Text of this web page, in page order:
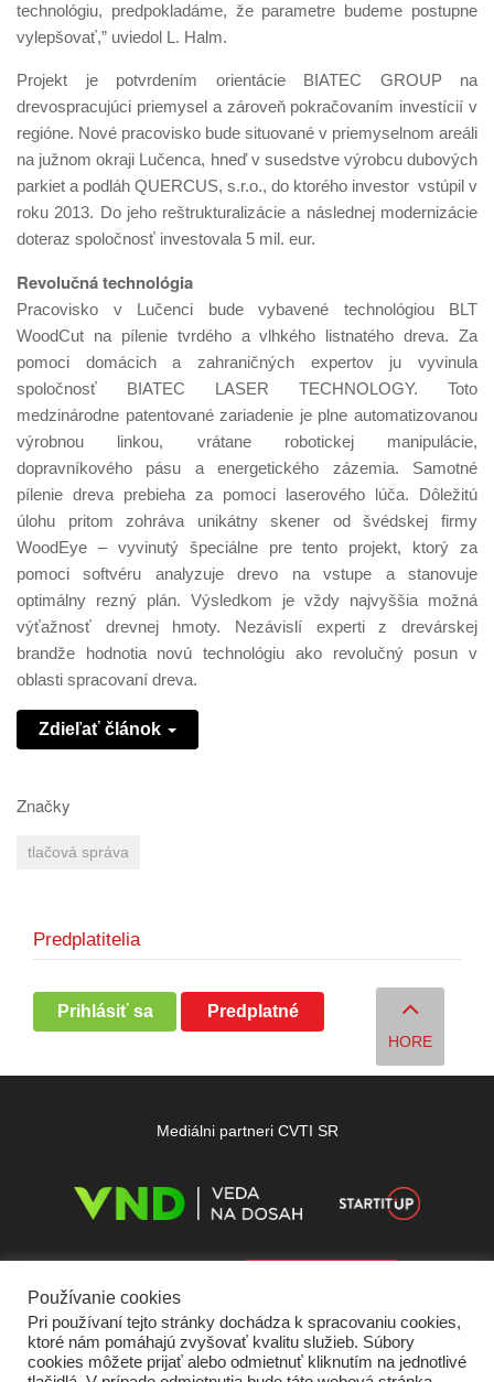
technológiu, predpokladáme, že parametre budeme postupne
vylepšovať,” uviedol L. Halm.
Projekt je potvrdením orientácie BIATEC GROUP na
drevospracujúci priemysel a zároveň pokračovaním investícií v
regióne. Nové pracovisko bude situované v priemyselnom areáli
na južnom okraji Lučenca, hneď v susedstve výrobcu dubových
parkiet a podláh QUERCUS, s.r.o., do ktorého investor vstúpil v
roku 2013. Do jeho reštrukturalizácie a následnej modernizácie
doteraz spoločnosť investovala 5 mil. eur.
Revolučná technológia
Pracovisko v Lučenci bude vybavené technológiou BLT
WoodCut na pílenie tvrdého a vlhkého listnatého dreva. Za
pomoci domácich a zahraničných expertov ju vyvinula
spoločnosť BIATEC LASER TECHNOLOGY. Toto
medzinárodne patentované zariadenie je plne automatizovanou
výrobnou linkou, vrátane robotickej manipulácie,
dopravníkového pásu a energetického zázemia. Samotné
pílenie dreva prebieha za pomoci laserového lúča. Dôležitú
úlohu pritom zohráva unikátny skener od švédskej firmy
WoodEye – vyvinutý špeciálne pre tento projekt, ktorý za
pomoci softvéru analyzuje drevo na vstupe a stanovuje
optimálny rezný plán. Výsledkom je vždy najvyššia možná
výťažnosť drevnej hmoty. Nezávislí experti z drevárskej
brandže hodnotia novú technológiu ako revolučný posun v
oblasti spracovaní dreva.
Zdieľať článok
Značky
tlačová správa
Predplatitelia
Prihlásiť sa Predplatné
HORE
Mediálni partneri CVTI SR
Používanie cookies
Pri používaní tejto stránky dochádza k spracovaniu cookies,
ktoré nám pomáhajú zvyšovať kvalitu služieb. Súbory
cookies môžete prijať alebo odmietnuť kliknutím na jednotlivé